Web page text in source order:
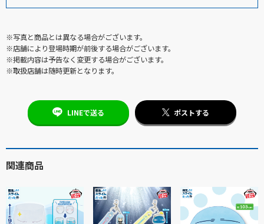
※写真と商品とは異なる場合がございます。
※店舗により登場時期が前後する場合がございます。
※掲載内容は予告なく変更する場合がございます。
※取扱店舗は随時更新となります。
LINEで送る ポストする
関連商品